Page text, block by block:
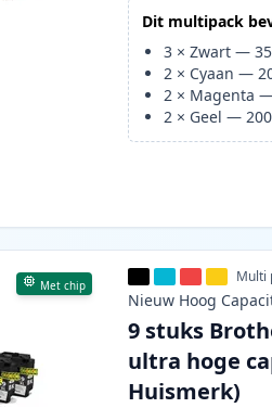
Dit multipack
3 ×Zwart —
2 × Cyaan —
2 × Magenta
2 × Geel —
Met chip Multi
Nieuw Hoog
9 stuks
ultra hoge
Huismerk)